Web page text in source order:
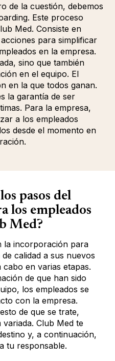
de la cuestión, debemos
Este proceso
Med. Consiste en
para simplificar
en la empresa.
sino que también
en el equipo. El
en la que todos ganan.
la garantía de ser
Para la empresa,
a los empleados
desde el momento en
pasos del
los empleados
Med?
la incorporación para
calidad a sus nuevos
en varias etapas.
de que han sido
los empleados se
con la empresa.
de que se trate,
Club Med te
y, a continuación,
tu responsable.